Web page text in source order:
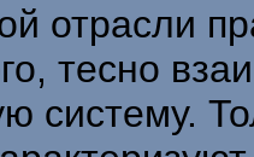
отрасли
тесно
систему.